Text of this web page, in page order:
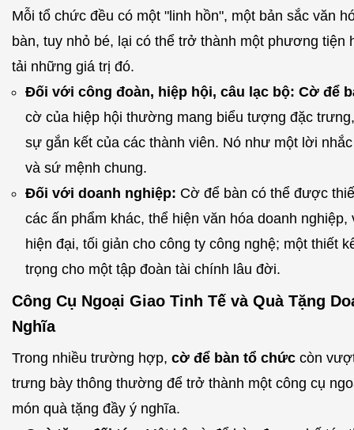
Mỗi tổ chức đều có một "linh hồn", một bản sắc văn
bàn, tuy nhỏ bé, lại có thể trở thành một phương tiện
tải những giá trị đó.
Đối với công đoàn, hiệp hội, câu lạc bộ: Cờ để
cờ của hiệp hội thường mang biểu tượng đặc
sự gắn kết của các thành viên. Nó như một lời
và sứ mệnh chung.
Đối với doanh nghiệp: Cờ để bàn có thể được
các ấn phẩm khác, thể hiện văn hóa doanh nghiệp,
hiện đại, tối giản cho công ty công nghệ; một thiết
trọng cho một tập đoàn tài chính lâu đời.
Công Cụ Ngoại Giao Tinh Tế và Quà Tặng
Nghĩa
Trong nhiều trường hợp, cờ để bàn tổ chức còn
trưng bày thông thường để trở thành một công cụ
món quà tặng đầy ý nghĩa.